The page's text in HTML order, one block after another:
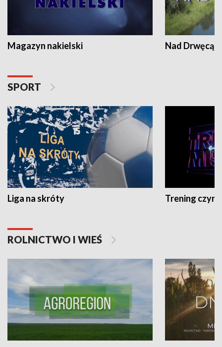
Magazyn nakielski Nad Drwęcą
SPORT
Liga na skróty Trening czyni
ROLNICTWO I WIEŚ